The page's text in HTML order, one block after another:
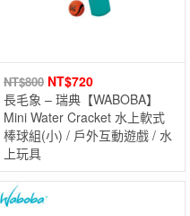
NT$800 NT$720
長毛象 – 瑞典【WABOBA】
Mini Water Cracket 水上軟式
棒球組(小) / 戶外互動遊戲 / 水
上玩具